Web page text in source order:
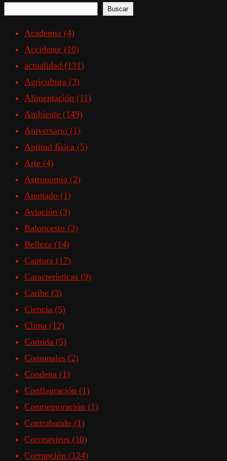
Buscar
Academia (4)
Accidente (10)
actualidad (131)
Agricultura (3)
Alimentación (11)
Ambiente (149)
Aniversario (1)
Aptitud física (5)
Arte (4)
Astronomía (2)
Atentado (1)
Aviación (3)
Baloncesto (3)
Belleza (14)
Captura (17)
Características (9)
Caribe (3)
Ciencia (5)
Clima (12)
Comida (5)
Comunales (2)
Condena (1)
Conflagración (1)
Conmemoración (1)
Contrabando (1)
Coronavirus (10)
Corrupción (124)